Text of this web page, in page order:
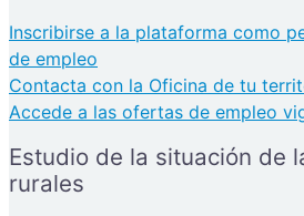
Inscribirse a la plataforma como
de empleo
Contacta con la Oficina de tu
Accede a las ofertas de empleo
Estudio de la situación de
rurales